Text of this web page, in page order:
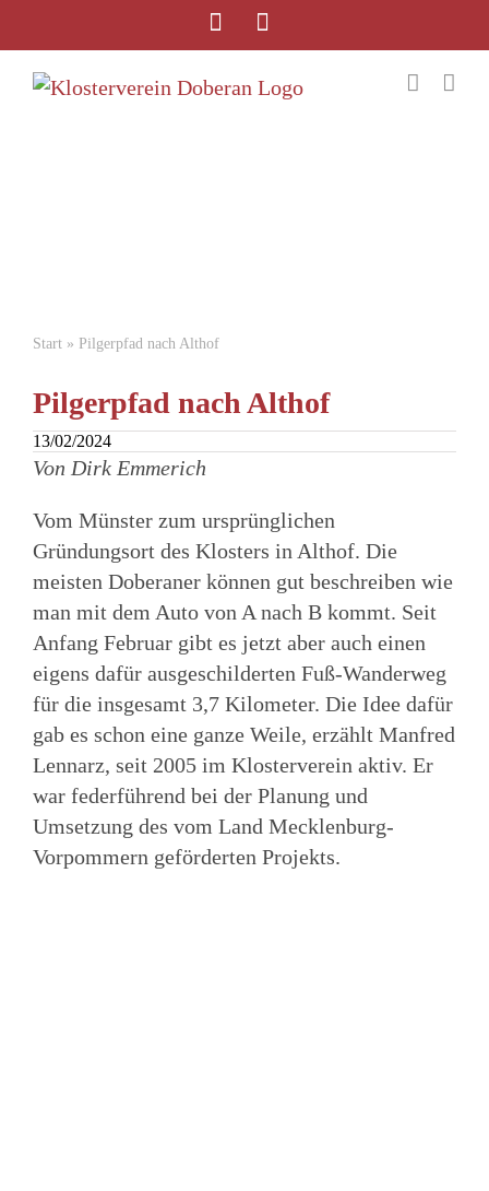
Start» Pilgerpfad nach Althof
Pilgerpfad nach Althof
13/02/2024
Von Dirk Emmerich
Vom Münster zum ursprünglichen
Gründungsort des Klosters in Althof. Die
meisten Doberaner können gut beschreiben wie
man mit dem Auto von A nach B kommt. Seit
Anfang Februar gibt es jetzt aber auch einen
eigens dafür ausgeschilderten Fuß-Wanderweg
für die insgesamt 3,7 Kilometer. Die Idee dafür
gab es schon eine ganze Weile, erzählt Manfred
Lennarz, seit 2005 im Klosterverein aktiv. Er
war federführend bei der Planung und
Umsetzung des vom Land Mecklenburg-
Vorpommern geförderten Projekts.